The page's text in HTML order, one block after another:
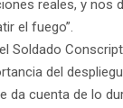
reales, y nos
el fuego”.
Soldado
del
da cuenta de lo